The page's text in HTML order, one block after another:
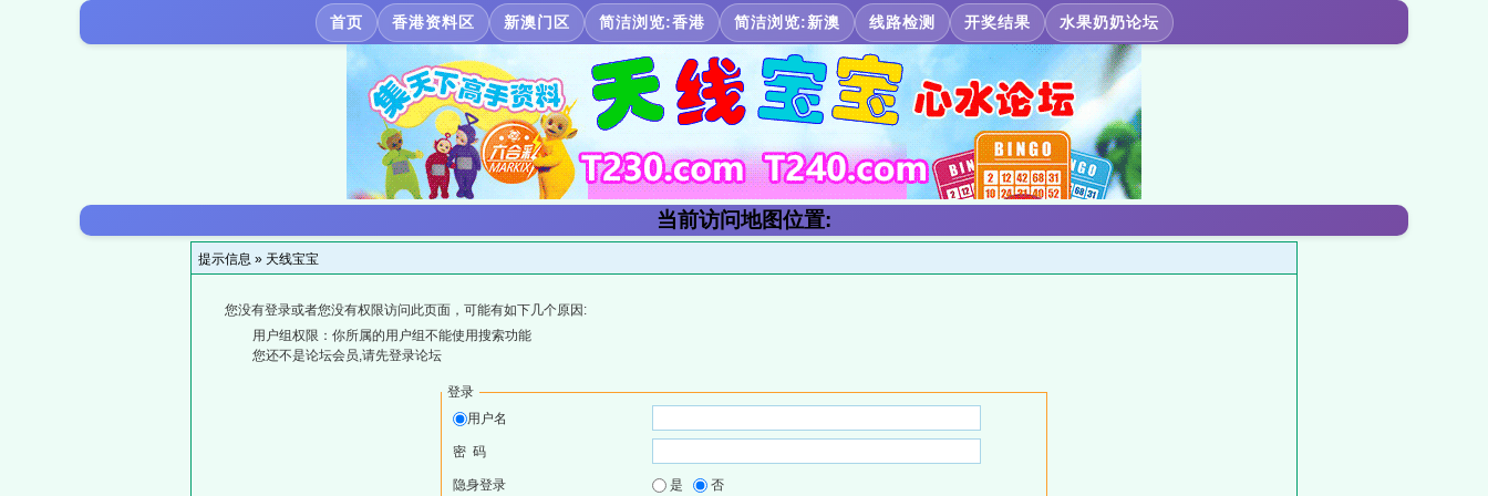
首页 香港资料区 新澳门区 简洁浏览:香港 简洁浏览:新澳 线路检测 开奖结果 水果奶奶论坛
当前访问地图位置:
提示信息 » 天线宝宝
您没有登录或者您没有权限访问此页面，可能有如下几个原因:
用户组权限：你所属的用户组不能使用搜索功能
您还不是论坛会员,请先登录论坛
登录
用户名
密 码
隐身登录 是 否